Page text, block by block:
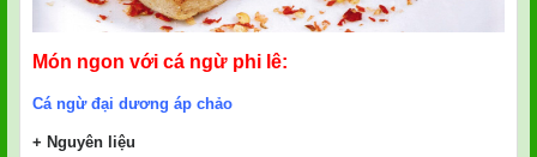
Món ngon với cá ngừ phi lê:
Cá ngừ đại dương áp chảo
+ Nguyên liệu